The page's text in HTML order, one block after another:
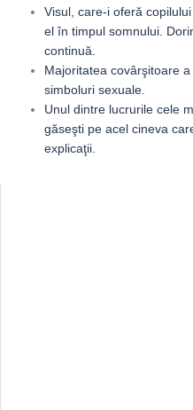
Visul, care-i oferă
el în timpul somnului.
continuă.
Majoritatea covârşitoare
simboluri sexuale.
Unul dintre lucrurile cele
găseşti pe acel cineva
explicaţii.